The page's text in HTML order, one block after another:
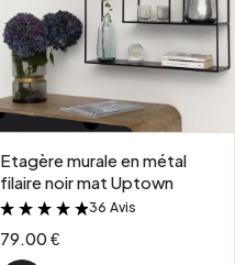
Etagère murale en métal
filaire noir mat Uptown
&
36 Avis
79.00 €